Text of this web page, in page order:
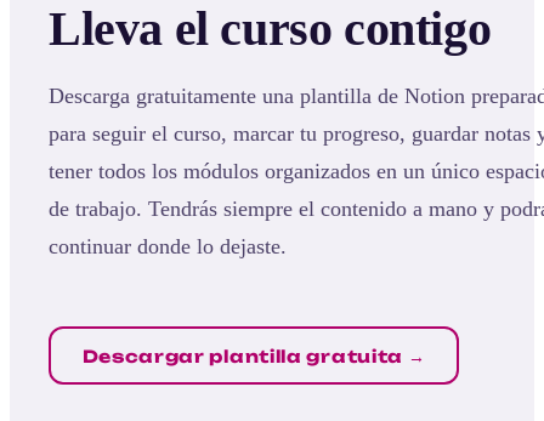
Lleva el curso contigo
Descarga gratuitamente una plantilla de Notion
para seguir el curso, marcar tu progreso, guardar notas
tener todos los módulos organizados en un único
de trabajo. Tendrás siempre el contenido a mano y
continuar donde lo dejaste.
Descargar plantilla gratuita →